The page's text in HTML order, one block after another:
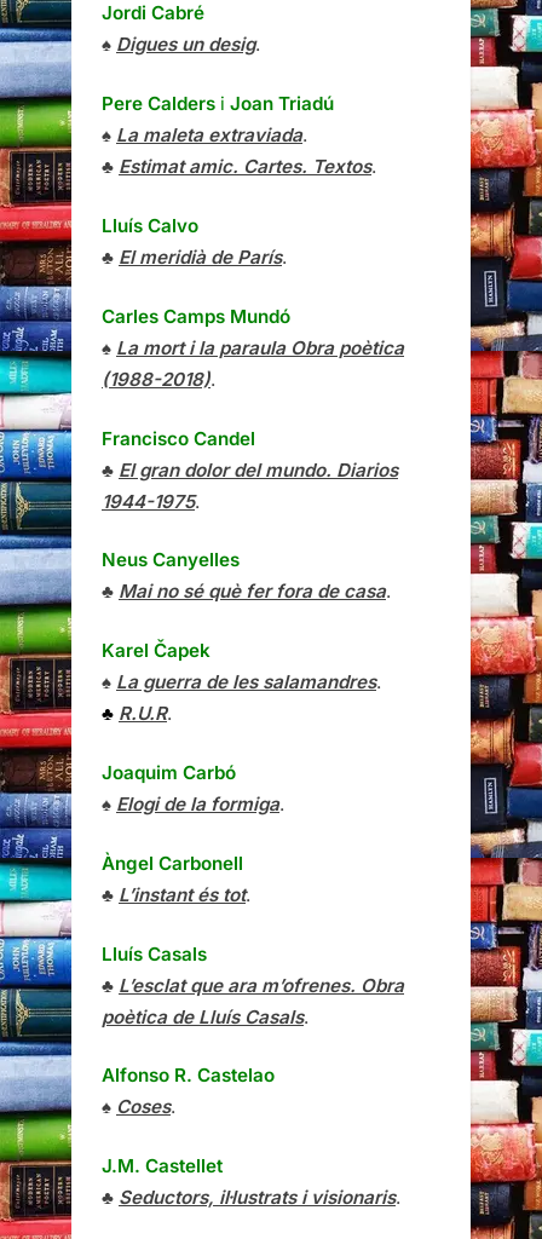
Jordi Cabré
♠ Digues un desig.
Pere Calders i Joan Triadú
♠ La maleta extraviada.
♣ Estimat amic. Cartes. Textos.
Lluís Calvo
♣ El meridià de París.
Carles Camps Mundó
♠ La mort i la paraula Obra poètica
(1988-2018).
Francisco Candel
♣ El gran dolor del mundo. Diarios
1944-1975.
Neus Canyelles
♣ Mai no sé què fer fora de casa.
Karel Čapek
♠ La guerra de les salamandres.
♣ R.U.R.
Joaquim Carbó
♠ Elogi de la formiga.
Àngel Carbonell
♣ L’instant és tot.
Lluís Casals
♣ L’esclat que ara m’ofrenes. Obra
poètica de Lluís Casals.
Alfonso R. Castelao
♠ Coses.
J.M. Castellet
♣ Seductors, il·lustrats i visionaris.